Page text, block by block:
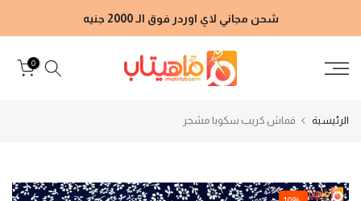
إلى
شحن مجاني لاي اوردر فوق الـ 2000 جنيه
0
الرئيسية قماش كريب سكوبا مشجر